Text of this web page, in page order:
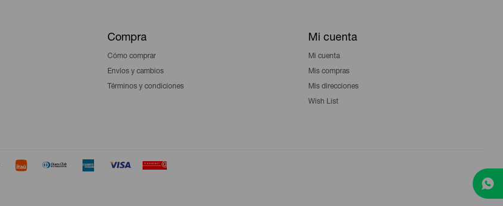
Compra
Cómo comprar
Envíos y cambios
Términos y condiciones
Mi cuenta
Mi cuenta
Mis compras
Mis direcciones
Wish List